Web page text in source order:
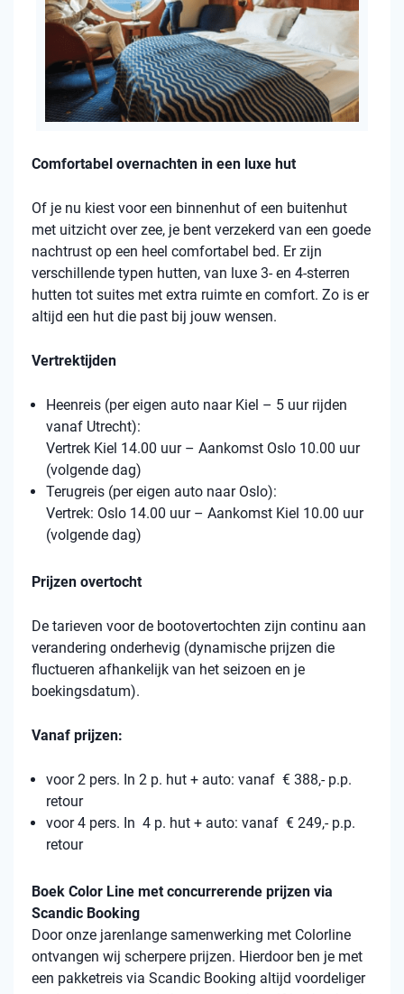
Comfortabel overnachten in een luxe hut
Of je nu kiest voor een binnenhut of een buitenhut
met uitzicht over zee, je bent verzekerd van een goede
nachtrust op een heel comfortabel bed. Er zijn
verschillende typen hutten, van luxe 3- en 4-sterren
hutten tot suites met extra ruimte en comfort. Zo is er
altijd een hut die past bij jouw wensen.
Vertrektijden
Heenreis (per eigen auto naar Kiel – 5 uur rijden
vanaf Utrecht):
Vertrek Kiel 14.00 uur – Aankomst Oslo 10.00 uur
(volgende dag)
Terugreis (per eigen auto naar Oslo):
Vertrek: Oslo 14.00 uur – Aankomst Kiel 10.00 uur
(volgende dag)
Prijzen overtocht
De tarieven voor de bootovertochten zijn continu aan
verandering onderhevig (dynamische prijzen die
fluctueren afhankelijk van het seizoen en je
boekingsdatum).
Vanaf prijzen:
voor 2 pers. In 2 p. hut + auto: vanaf € 388,- p.p.
retour
voor 4 pers. In 4 p. hut + auto: vanaf € 249,- p.p.
retour
Boek Color Line met concurrerende prijzen via
Scandic Booking
Door onze jarenlange samenwerking met Colorline
ontvangen wij scherpere prijzen. Hierdoor ben je met
een pakketreis via Scandic Booking altijd voordeliger